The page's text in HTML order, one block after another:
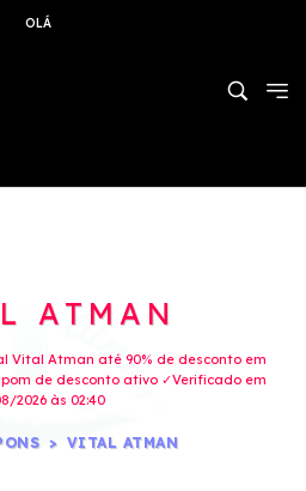
OLÁ
ATMAN
Vital Atman até 90% de desconto em
de desconto ativo ✓Verificado em
2026 às 02:40
VITAL ATMAN